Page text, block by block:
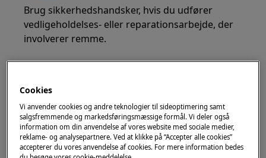
Brug sikkerhedshandsker, hvis du udfører
vedligeholdelses- eller reparationsarbejde, der
involverer remme.
ADVARSEL!KVÆLNINGSFARE
Små dele er ikke for børn under 3 år. Opbevar
Cookies
Vi anvender cookies og andre teknologier til sideoptimering samt
salgsfremmende og markedsføringsmæssige formål. Vi deler også
information om din anvendelse af vores website med sociale medier,
reklame- og analysepartnere. Ved at klikke på “Accepter alle cookies”
accepterer du vores anvendelse af cookies. For mere information bedes